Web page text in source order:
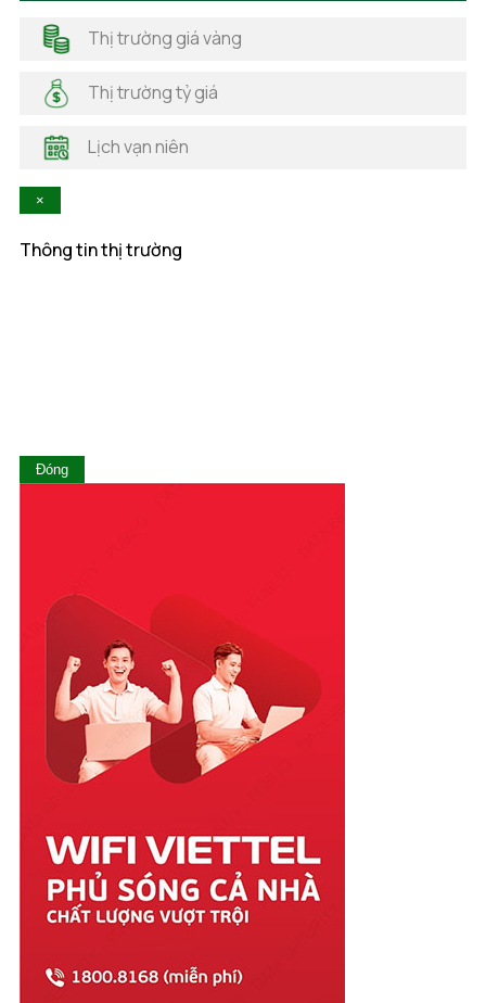
Hải Dương
Hải Phòng
Hà Tĩnh
Hòa Bình
Lai Châu
Quảng Ngãi
Quảng Ninh
Quảng Trị
Sóc Trăng
Sơn La
Tây Ninh
Thái Bình
Thái Nguyên
Thừa Thiên Huế
Tiền Giang
Trà Vinh
Tuyên Quang
Vĩnh Phúc
Vũng Tàu
Thị trường giá vàng
Thị trường tỷ giá
Lịch vạn niên
×
Thông tin thị trường
Đóng